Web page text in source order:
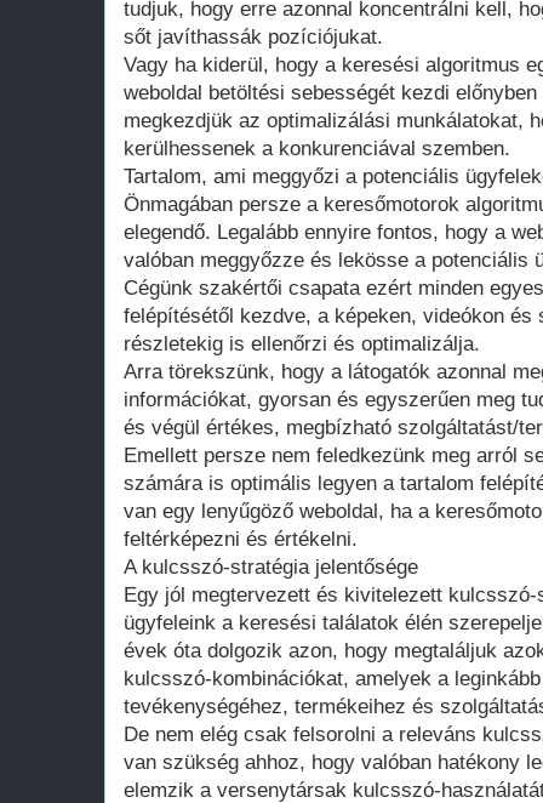
tudjuk, hogy erre azonnal koncentrálni kell,
sőt javíthassák pozíciójukat.
Vagy ha kiderül, hogy a keresési algoritmus
weboldal betöltési sebességét kezdi
megkezdjük az optimalizálási munkálatokat,
kerülhessenek a konkurenciával szemben.
Tartalom, ami meggyőzi a potenciális
Önmagában persze a keresőmotorok
elegendő. Legalább ennyire fontos, hogy a
valóban meggyőzze és lekösse a potenciális
Cégünk szakértői csapata ezért minden
felépítésétől kezdve, a képeken, videókon és
részletekig is ellenőrzi és optimalizálja.
Arra törekszünk, hogy a látogatók azonnal
információkat, gyorsan és egyszerűen meg
és végül értékes, megbízható szolgáltatást/
Emellett persze nem feledkezünk meg arról
számára is optimális legyen a tartalom
van egy lenyűgöző weboldal, ha a
feltérképezni és értékelni.
A kulcsszó-stratégia jelentősége
Egy jól megtervezett és kivitelezett
ügyfeleink a keresési találatok élén
évek óta dolgozik azon, hogy megtaláljuk
kulcsszó-kombinációkat, amelyek a
tevékenységéhez, termékeihez és
De nem elég csak felsorolni a releváns
van szükség ahhoz, hogy valóban hatékony
elemzik a versenytársak kulcsszó-